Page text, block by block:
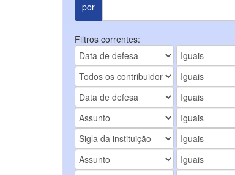
por
Filtros correntes: